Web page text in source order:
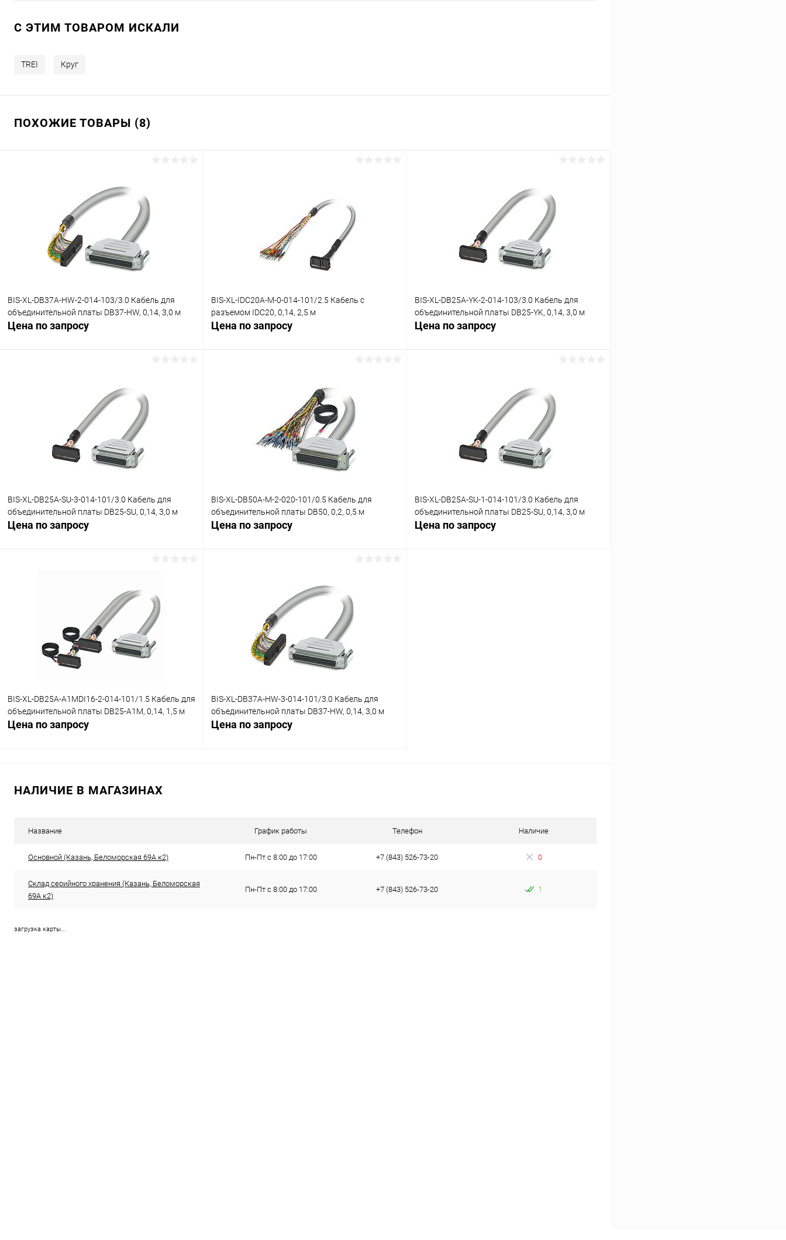
C ЭТИМ ТОВАРОМ ИСКАЛИ
TREI Круг
ПОХОЖИЕ ТОВАРЫ (8)
BIS-XL-DB37A-HW-2-014-103/3.0 Кабель для
объединительной платы DB37-HW, 0,14, 3,0 м
Цена по запросу
Запросить цену
Сравнение
Под заказ
BIS-XL-IDC20A-M-0-014-101/2.5 Кабель с
разъемом IDC20, 0,14, 2,5 м
Цена по запросу
Запросить цену
Сравнение
В избранное Под заказ
BIS-XL-DB25A-YK-2-014-103/3.0 Кабель для
объединительной платы DB25-YK, 0,14, 3,0 м
Цена по запросу
Запросить цену
Сравнение
Под заказ
BIS-XL-DB25A-SU-3-014-101/3.0 Кабель для
объединительной платы DB25-SU, 0,14, 3,0 м
Цена по запросу
Запросить цену
Сравнение
Под заказ
BIS-XL-DB50A-M-2-020-101/0.5 Кабель для
объединительной платы DB50, 0,2, 0,5 м
Цена по запросу
Запросить цену
Купить в 1 клик Сравнение
В избранное Под заказ
BIS-XL-DB25A-SU-1-014-101/3.0 Кабель для
объединительной платы DB25-SU, 0,14, 3,0 м
Цена по запросу
BIS-XL-DB25A-A1MDI16-2-014-101/1.5 Кабель для
объединительной платы DB25-A1M, 0,14, 1,5 м
Цена по запросу
Запросить цену
BIS-XL-DB37A-HW-3-014-101/3.0 Кабель для
объединительной платы DB37-HW, 0,14, 3,0 м
Цена по запросу
НАЛИЧИЕ В МАГАЗИНАХ
Название График работы Телефон Наличие
Основной (Казань, Беломорская 69А к2) Пн-Пт с 8:00 до 17:00 +7 (843) 526-73-20 0
Склад серийного хранения (Казань, Беломорская
69А к2)
Пн-Пт с 8:00 до 17:00 +7 (843) 526-73-20 1
загрузка карты...